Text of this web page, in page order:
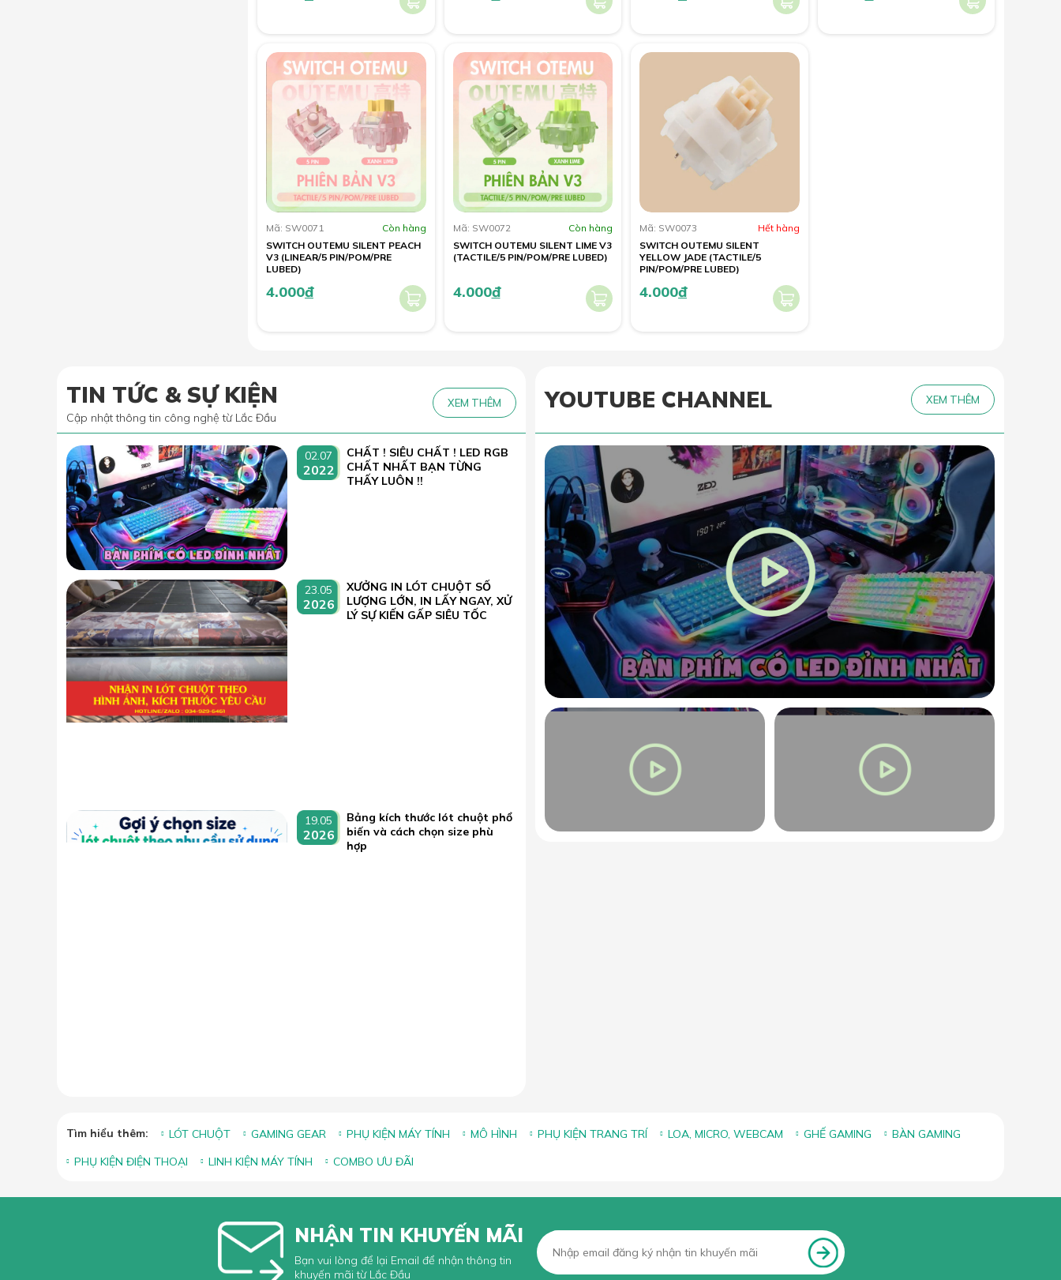
Mã: SW0071
Còn hàng
SWITCH OUTEMU SILENT PEACH
V3 (LINEAR/5 PIN/POM/PRE
LUBED)
4.000đ
Mã: SW0072
Còn hàng
SWITCH OUTEMU SILENT LIME V3
(TACTILE/5 PIN/POM/PRE LUBED)
4.000đ
Mã: SW0073
Hết hàng
SWITCH OUTEMU SILENT
YELLOW JADE (TACTILE/5
PIN/POM/PRE LUBED)
4.000đ
TIN TỨC & SỰ KIỆN
Cập nhật thông tin công nghệ từ Lắc Đầu
XEM THÊM
02.07
2022
CHẤT ! SIÊU CHẤT ! LED RGB
CHẤT NHẤT BẠN TỪNG
THẤY LUÔN !!
23.05
2026
XƯỞNG IN LÓT CHUỘT SỐ
LƯỢNG LỚN, IN LẤY NGAY, XỬ
LÝ SỰ KIẾN GẤP SIÊU TỐC
19.05
2026
Bảng kích thước lót chuột phổ
biến và cách chọn size phù
hợp
YOUTUBE CHANNEL XEM THÊM
Tìm hiểu thêm: LÓT CHUỘT GAMING GEAR PHỤ KIỆN MÁY TÍNH MÔ HÌNH PHỤ KIỆN TRANG TRÍ LOA, MICRO, WEBCAM GHẾ GAMING
BÀN GAMING
PHỤ KIỆN ĐIỆN THOẠI
LINH KIỆN MÁY TÍNH COMBO ƯU ĐÃI
NHẬN TIN KHUYẾN MÃI
Bạn vui lòng để lại Email để nhận thông tin
khuyến mãi từ Lắc Đầu